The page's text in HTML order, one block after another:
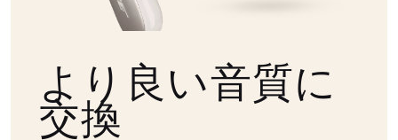
より良い音質に
交換